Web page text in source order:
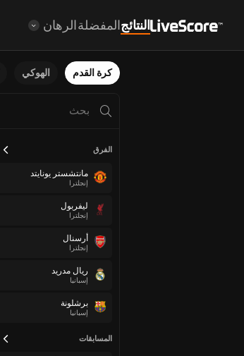
النتائجالمفضلةالرهان
كرة القدم الهوكي
الفرق
مانتشستر يونايتد
إنجلترا
ليفربول
إنجلترا
أرسنال
إنجلترا
ريال مدريد
إسبانيا
برشلونة
إسبانيا
المسابقات